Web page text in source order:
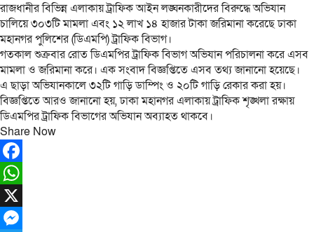
রাজধানীর বিভিন্ন এলাকায় ট্রাফিক আইন লঙ্ঘনকারীদের বিরুদ্ধে অভিযান
চালিয়ে ৩০৩টি মামলা এবং ১২ লাখ ১৪ হাজার টাকা জরিমানা করেছে ঢাকা
মহানগর পুলিশের (ডিএমপি) ট্রাফিক বিভাগ।
গতকাল শুক্রবার রােত ডিএমপির ট্রাফিক বিভাগ অভিযান পরিচালনা করে এসব
মামলা ও জরিমানা করে। এক সংবাদ বিজ্ঞপ্তিতে এসব তথ্য জানানো হয়েছে।
এ ছাড়া অভিযানকালে ৩২টি গাড়ি ডাম্পিং ও ২০টি গাড়ি রেকার করা হয়।
বিজ্ঞপ্তিতে আরও জানানো হয়, ঢাকা মহানগর এলাকায় ট্রাফিক শৃঙ্খলা রক্ষায়
ডিএমপির ট্রাফিক বিভাগের অভিযান অব্যাহত থাকবে।
Share Now
Facebook
WhatsApp
X